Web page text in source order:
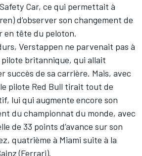
Car, ce qui permettait à
) d’observer son changement de
en tête du peloton.
Verstappen ne parvenait pas à
britannique, qui allait
succès de sa carrière. Mais, avec
pilote Red Bull tirait tout de
lui qui augmente encore son
du championnat du monde, avec
de 33 points d’avance sur son
, quatrième à Miami suite à la
(Ferrari).